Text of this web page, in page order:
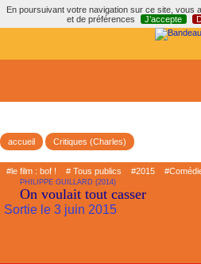
En poursuivant votre navigation sur ce site, vous
et de préférences
J’accepte
accueil Critiques (Charles)
#le film : bof ! # Tous publics #2015
PHILIPPE GUILLARD (2014)
On voulait tout casser
Sortie le 3 juin 2015